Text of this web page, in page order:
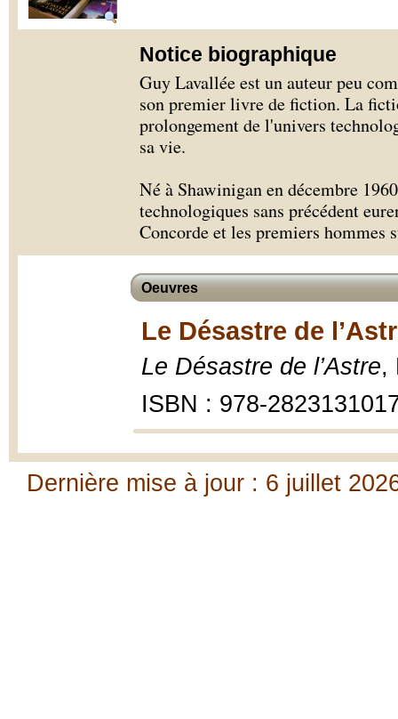
Notice biographique
Guy Lavallée est un auteur peu
son premier livre de fiction. La
prolongement de l'univers
sa vie.
Né à Shawinigan en décembre
technologiques sans précédent
Concorde et les premiers hommes
Oeuvres
Le Désastre de
Le Désastre de l’Astre,
ISBN : 978-
Dernière mise à jour : 6 juillet